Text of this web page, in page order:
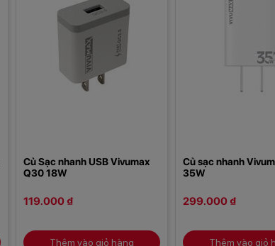
Củ Sạc nhanh USB Vivumax
Q30 18W
119.000 ₫
Thêm vào giỏ hàng
Củ sạc nhanh
35W
299.000 ₫
Thêm vào giỏ